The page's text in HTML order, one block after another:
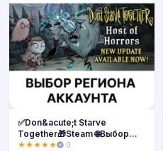
✅Don&acute;t Starve
Together🎁Steam 🌐Выбор
региона
★★★★★ 0